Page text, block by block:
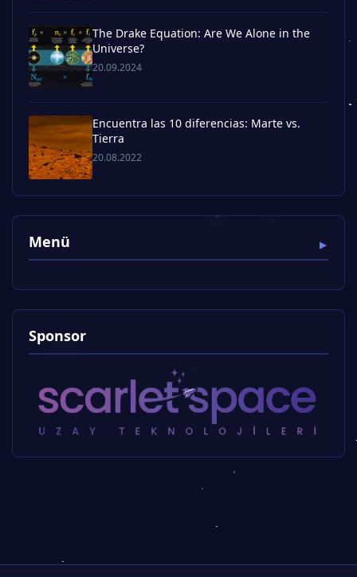
The Drake Equation: Are We Alone in the
Universe?
20.09.2024
Encuentra las 10 diferencias: Marte vs.
Tierra
20.08.2022
Menü
Sponsor